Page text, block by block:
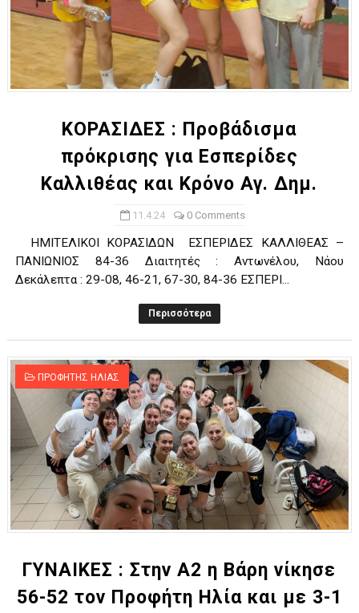
ΚΟΡΑΣΙΔΕΣ : Προβάδισμα
πρόκρισης για Εσπερίδες
Καλλιθέας και Κρόνο Αγ. Δημ.
11.4.24 0 Comments
ΗΜΙΤΕΛΙΚΟΙ ΚΟΡΑΣΙΔΩΝ ΕΣΠΕΡΙΔΕΣ ΚΑΛΛΙΘΕΑΣ –
ΠΑΝΙΩΝΙΟΣ 84-36 Διαιτητές : Αντωνέλου, Νάου
Δεκάλεπτα : 29-08, 46-21, 67-30, 84-36 ΕΣΠΕΡΙ...
Περισσότερα
ΠΡΟΦΗΤΗΣ ΗΛΙΑΣ
ΓΥΝΑΙΚΕΣ : Στην Α2 η Βάρη νίκησε
56-52 τον Προφήτη Ηλία και με 3-1